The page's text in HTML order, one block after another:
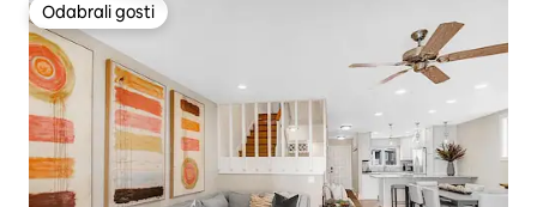
Odabrali gosti
Odabrali gosti